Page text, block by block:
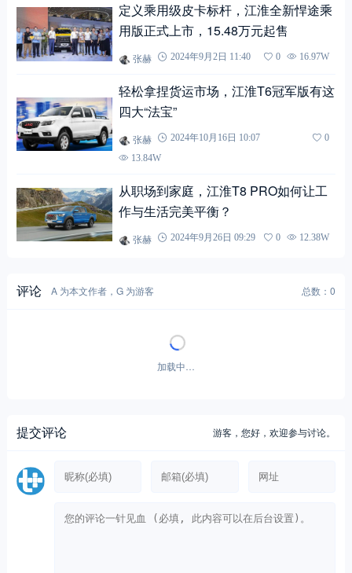
定义乘用级皮卡标杆，江淮全新悍途乘
用版正式上市，15.48万元起售
张赫 2024年9月2日 11:40 0 16.97W
轻松拿捏货运市场，江淮T6冠军版有这
四大“法宝”
张赫 2024年10月16日 10:07
0
13.84W
从职场到家庭，江淮T8 PRO如何让工
作与生活完美平衡？
张赫 2024年9月26日 09:29 0 12.38W
评论 A 为本文作者，G 为游客 总数：0
加载中…
提交评论 游客，您好，欢迎参与讨论。